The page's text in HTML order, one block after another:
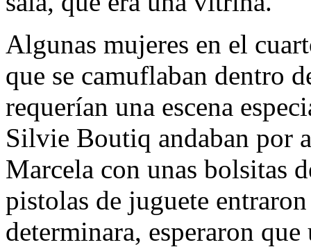
Algunas mujeres en el
que se camuflaban dentro
requerían una escena
Silvie Boutiq andaban por
Marcela con unas bolsitas
pistolas de juguete
determinara, esperaron